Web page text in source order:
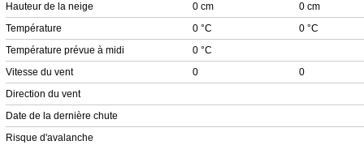
Hauteur de la neige
0 cm
0 cm
Température
0 °C
0 °C
Température prévue à midi
0 °C
Vitesse du vent
0
0
Direction du vent
Date de la dernière chute
Risque d'avalanche